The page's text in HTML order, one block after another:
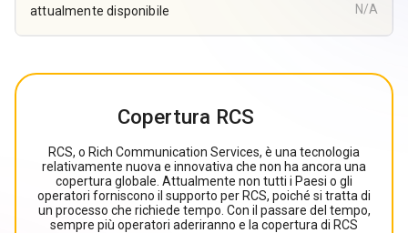
attualmente disponibile
N/A
Copertura RCS
RCS, o Rich Communication Services, è una tecnologia
relativamente nuova e innovativa che non ha ancora una
copertura globale. Attualmente non tutti i Paesi o gli
operatori forniscono il supporto per RCS, poiché si tratta di
un processo che richiede tempo. Con il passare del tempo,
sempre più operatori aderiranno e la copertura di RCS